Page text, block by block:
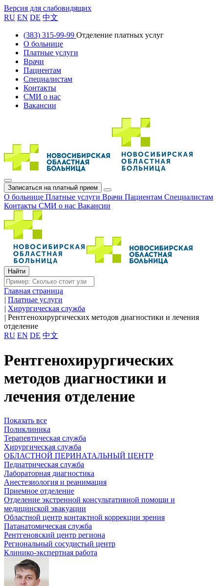
Версия для слабовидящих
RU EN DE 中文
(383) 315-99-99 Отделение платных услуг
О больнице
Платные услуги
Врачи
Пациентам
Специалистам
Контакты
СМИ о нас
Вакансии
Записаться на платный прием
О больнице Платные услуги Врачи Пациентам Специалистам
Контакты СМИ о нас Вакансии
Главная страница
| Платные услуги
| Хирургическая служба
| Рентгенохирургических методов диагностики и лечения
отделение
RU EN DE 中文
Рентгенохирургических
методов диагностики и
лечения отделение
Показать все
Поликлиника
Терапевтическая служба
Хирургическая служба
ОБЛАСТНОЙ ПЕРИНАТАЛЬНЫЙ ЦЕНТР
Педиатрическая служба
Лабораторная диагностика
Анестезиология и реанимация
Приемное отделение
Отделение экстренной консультативной помощи и
медицинской эвакуации
Областной центр контактной коррекции зрения
Патанатомическая служба
Рентгеновский центр региона
Региональный сосудистый центр
Клинико-экспертная работа